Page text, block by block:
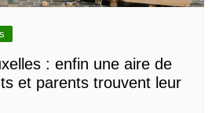
: enfin une aire de
et parents trouvent leur